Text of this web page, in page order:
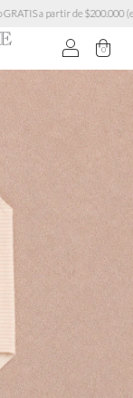
a partir de $200.000
0